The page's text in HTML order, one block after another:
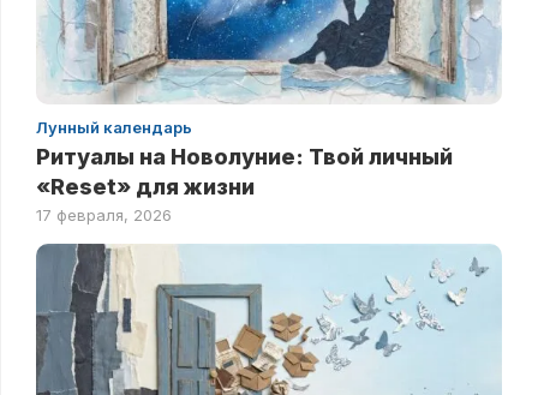
Лунный календарь
Ритуалы на Новолуние: Твой личный
«Reset» для жизни
17 февраля, 2026